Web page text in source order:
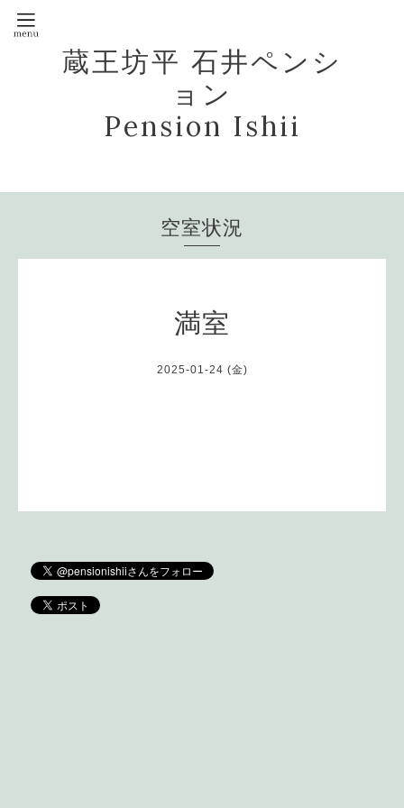
蔵王坊平 石井ペンシ
ョン
Pension Ishii
空室状況
満室
2025-01-24 (金)